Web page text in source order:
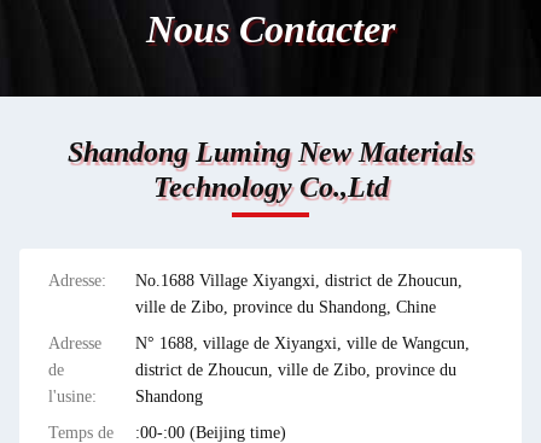
Nous Contacter
Shandong Luming New Materials
Technology Co.,Ltd
Adresse:
No.1688 Village Xiyangxi, district de Zhoucun,
ville de Zibo, province du Shandong, Chine
Adresse
de
l'usine:
N° 1688, village de Xiyangxi, ville de Wangcun,
district de Zhoucun, ville de Zibo, province du
Shandong
Temps de
:00-:00 (Beijing time)